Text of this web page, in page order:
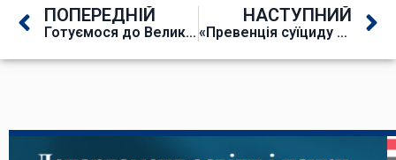
ПОПЕРЕДНІЙ
Готуємося до Великодня
НАСТУПНИЙ
«Превенція суїциду в громадах. Навчання гейткіперів»